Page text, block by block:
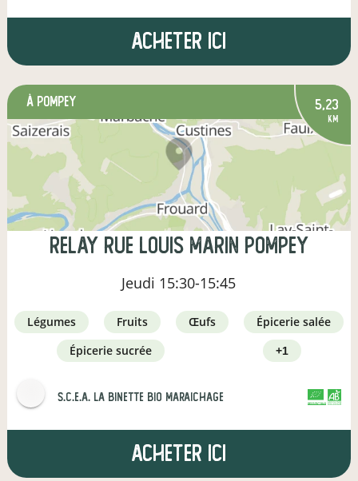
Acheter ici
à Pompey 5,23
km
Relay Rue Louis Marin Pompey
Jeudi 15:30-15:45
légumes fruits œufs
épicerie salée
épicerie sucrée
+1
s.c.e.a. la binette bio maraichage CERTIFIÉ PAR FR-BIO-01
AGRICULTURE FRANCE
Acheter ici